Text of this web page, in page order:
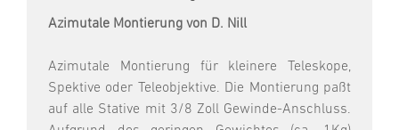
Azimutale Montierung von D. Nill
Azimutale Montierung für kleinere Teleskope,
Spektive oder Teleobjektive. Die Montierung paßt
auf alle Stative mit 3/8 Zoll Gewinde-Anschluss.